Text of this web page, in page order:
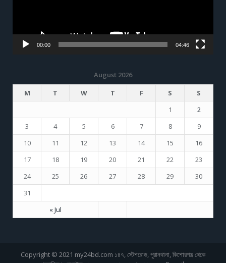
00:00 04:46
August 2026
M
T W T F S S
« Jul
1
2
3
4 5 6 7 8
9
10
11 12 13 14 15
16
17
18 19 20 21 22
23
24
25 26 27 28 29
30
31
Copyright © 2021 my24bd.com ১৪৭, স্টেশরোড, পুরানথানা, কিশোরগঞ্জ থেকে